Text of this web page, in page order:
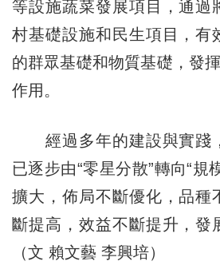
等設施蔬菜發展項目，通過
村基礎設施和民生項目，有
的群眾基礎和物質基礎，發
作用。
經過多年的建設與實踐
已逐步由“零星分散”轉向“規
擴大，佈局不斷優化，品種
斷提高，效益不斷提升，發
（文 賴文藝 李興培）